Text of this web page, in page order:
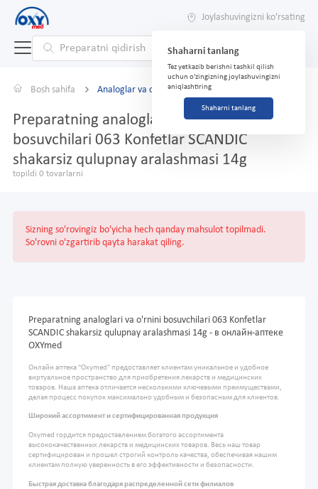
Joylashuvingizni ko'rsating
Shaharni tanlang
Tez yetkazib berishni tashkil qilish
uchun o'zingizning joylashuvingizni
aniqlashtiring
Shaharni tanlang
Bosh sahifa Analoglar va o'rnini bosuvchilar
Preparatning analoglari va o'rnini
bosuvchilari 063 Konfetlar SCANDIC
shakarsiz qulupnay aralashmasi 14g
topildi 0 tovarlarni
Sizning so'rovingiz bo'yicha hech qanday mahsulot topilmadi.
So'rovni o'zgartirib qayta harakat qiling.
Preparatning analoglari va o'rnini bosuvchilari 063 Konfetlar
SCANDIC shakarsiz qulupnay aralashmasi 14g - в онлайн-аптеке
OXYmed
Онлайн аптека "Oxymed" предоставляет клиентам уникальное и удобное
виртуальное пространство для приобретения лекарств и медицинских
товаров. Наша аптека отличается несколькими ключевыми преимуществами,
делая процесс покупок максимально удобным и безопасным для клиентов.
Широкий ассортимент и сертифицированная продукция
Oxymed гордится предоставлением богатого ассортимента
высококачественных лекарств и медицинских товаров. Весь наш товар
сертифицирован и прошел строгий контроль качества, обеспечивая нашим
клиентам полную уверенность в его эффективности и безопасности.
Быстрая доставка благодаря распределенной сети филиалов